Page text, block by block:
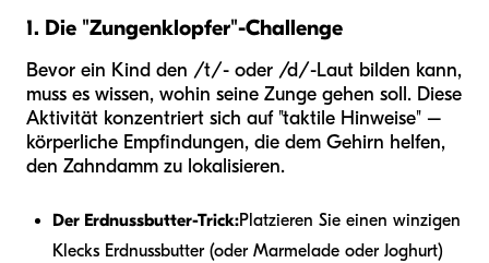
1. Die "Zungenklopfer"-Challenge
Bevor ein Kind den /t/- oder /d/-Laut bilden kann,
muss es wissen, wohin seine Zunge gehen soll. Diese
Aktivität konzentriert sich auf "taktile Hinweise" –
körperliche Empfindungen, die dem Gehirn helfen,
den Zahndamm zu lokalisieren.
Der Erdnussbutter-Trick:Platzieren Sie einen winzigen
Klecks Erdnussbutter (oder Marmelade oder Joghurt)